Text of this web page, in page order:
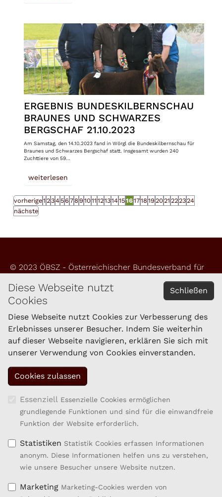
Schließen
Diese Webseite nutzt
Cookies
Diese Webseite nutzt Cookies zur Verbesserung des
Erlebnisses unserer Besucher. Indem Sie weiterhin
auf dieser Webseite navigieren, erklären Sie sich mit
unserer Verwendung von Cookies einverstanden.
Essenziell Essenzielle Cookies ermöglichen
grundlegende Funktionen und sind für die einwandfreie
Funktion der Website erforderlich.
Statistiken Statistik Cookies erfassen Informationen
anonym. Diese Informationen helfen uns zu verstehen,
wie unsere Besucher unsere Website nutzen.
Marketing Marketing-Cookies werden von
ERGEBNIS BUNDESKILBERNSCHAU
BRAUNES UND SCHWARZES
BERGSCHAF 21.10.2023
Am Samstag, den 14.10.2023 fand in Wörgl die Bundeskilbernschau für
Braunes und Schwarzes Bergschaf statt. Insgesamt wurden 240
Zuchttiere von 59…
weiterlesen
vorherige1 234 56 7 8 9 1011 12131415161718 19 2021 222324
nächste
© 2023 ÖBSZ - Österreichischer Bundesverband für
Impressum
KONTAKT
Schaf- und Ziegenzucht Tirol eGen
Brixner Straße 1
6020 Innsbruck
Tel.: 059/292-1861
Fax: 059/292-1869
kompetenzzentrum.sz@lk-tirol.at